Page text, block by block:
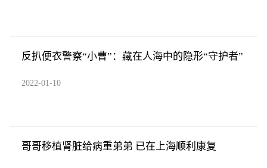
反扒便衣警察“小曹”：藏在人海中的隐形“守护者”
2022-01-10
哥哥移植肾脏给病重弟弟 已在上海顺利康复